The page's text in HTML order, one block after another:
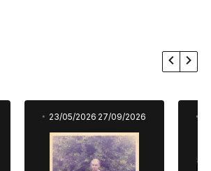
23/05/2026 27/09/2026